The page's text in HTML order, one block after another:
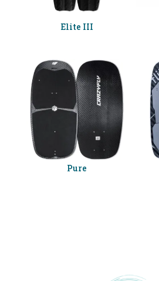
Elite III
Pure